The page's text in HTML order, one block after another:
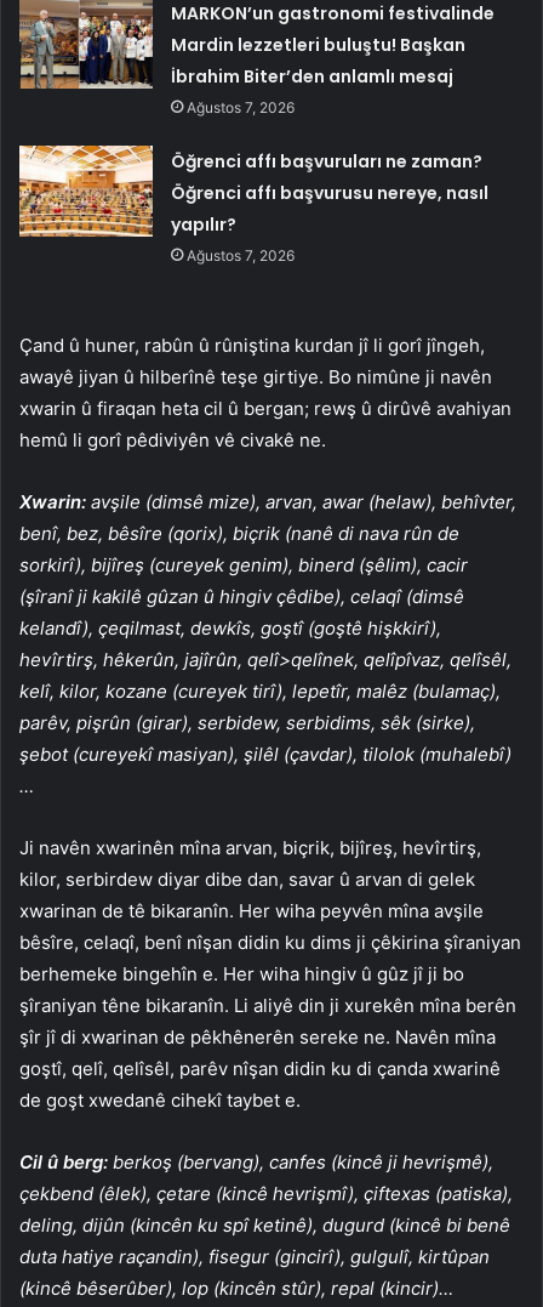
MARKON’un gastronomi festivalinde
Mardin lezzetleri buluştu! Başkan
İbrahim Biter’den anlamlı mesaj
Ağustos 7, 2026
Öğrenci affı başvuruları ne zaman?
Öğrenci affı başvurusu nereye, nasıl
yapılır?
Ağustos 7, 2026
Çand û huner, rabûn û rûniştina kurdan jî li gorî jîngeh,
awayê jiyan û hilberînê teşe girtiye. Bo nimûne ji navên
xwarin û firaqan heta cil û bergan; rewş û dirûvê avahiyan
hemû li gorî pêdiviyên vê civakê ne.
Xwarin: avşile (dimsê mize), arvan, awar (helaw), behîvter,
benî, bez, bêsîre (qorix), biçrik (nanê di nava rûn de
sorkirî), bijîreş (cureyek genim), binerd (şêlim), cacir
(şîranî ji kakilê gûzan û hingiv çêdibe), celaqî (dimsê
kelandî), çeqilmast, dewkîs, goştî (goştê hişkkirî),
hevîrtirş, hêkerûn, jajîrûn, qelî>qelînek, qelîpîvaz, qelîsêl,
kelî, kilor, kozane (cureyek tirî), lepetîr, malêz (bulamaç),
parêv, pişrûn (girar), serbidew, serbidims, sêk (sirke),
şebot (cureyekî masiyan), şilêl (çavdar), tilolok (muhalebî)
…
Ji navên xwarinên mîna arvan, biçrik, bijîreş, hevîrtirş,
kilor, serbirdew diyar dibe dan, savar û arvan di gelek
xwarinan de tê bikaranîn. Her wiha peyvên mîna avşile
bêsîre, celaqî, benî nîşan didin ku dims ji çêkirina şîraniyan
berhemeke bingehîn e. Her wiha hingiv û gûz jî ji bo
şîraniyan têne bikaranîn. Li aliyê din ji xurekên mîna berên
şîr jî di xwarinan de pêkhênerên sereke ne. Navên mîna
goştî, qelî, qelîsêl, parêv nîşan didin ku di çanda xwarinê
de goşt xwedanê cihekî taybet e.
Cil û berg: berkoş (bervang), canfes (kincê ji hevrişmê),
çekbend (êlek), çetare (kincê hevrişmî), çiftexas (patiska),
deling, dijûn (kincên ku spî ketinê), dugurd (kincê bi benê
duta hatiye raçandin), fisegur (gincirî), gulgulî, kirtûpan
(kincê bêserûber), lop (kincên stûr), repal (kincir)…